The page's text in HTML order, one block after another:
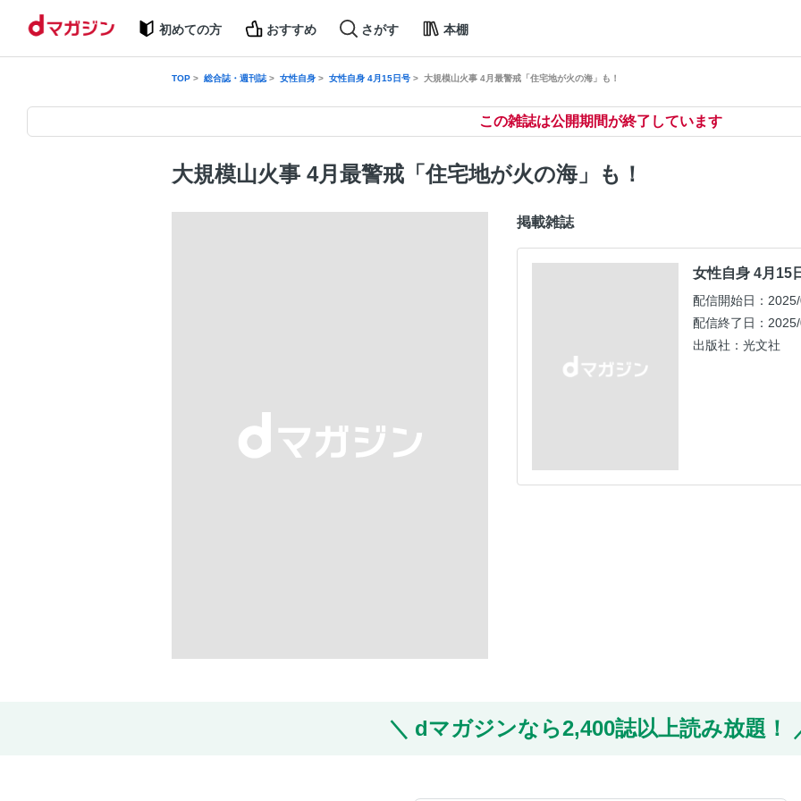
初めての方 おすすめ さがす 本棚
TOP 総合誌・週刊誌 女性自身 女性自身 4月15日号 大規模山火事 4月最警戒「住宅地が火の海」も！
この雑誌は公開期間が終了しています
大規模山火事 4月最警戒「住宅地が火の海」も！
掲載雑誌
女性自身 4月15
配信開始日：
配信終了日：
出版社：光文社
dマガジンなら2,400誌以上読み放題！